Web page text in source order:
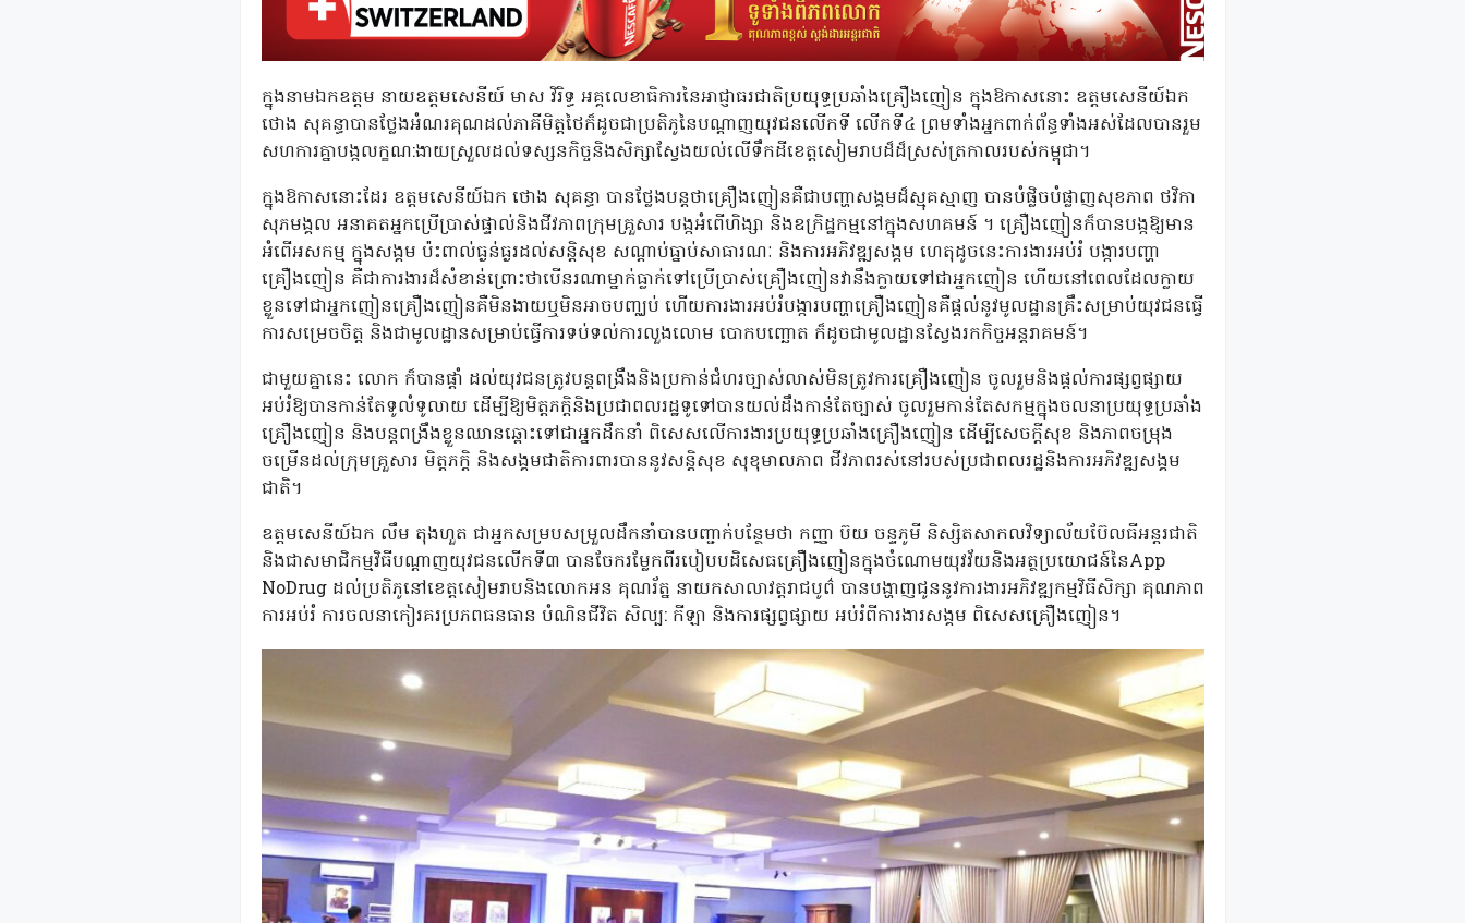
ក្នុងនាមឯកឧត្តម នាយឧត្តមសេនីយ៍ មាស វិរិទ្ធ អគ្គលេខាធិការនៃអាជ្ញាធរជាតិប្រយុទ្ធប្រឆាំងគ្រឿងញៀន ក្នុងឱកាសនោះ ឧត្តមសេនីយ៍ឯក
ថោង សុគន្ធាបានថ្លែងអំណរគុណដល់ភាគីមិត្តថៃក៏ដូចជាប្រតិភូនៃបណ្ដាញយុវជនលើកទី លើកទី៤ ព្រមទាំងអ្នកពាក់ព័ន្ធទាំងអស់ដែលបានរួម
សហការគ្នាបង្កលក្ខណ:ងាយស្រួលដល់ទស្សនកិច្ចនិងសិក្សាស្វែងយល់លើទឹកដីខេត្តសៀមរាបដ៏ដ៏ស្រស់ត្រកាលរបស់កម្ពុជា។
ក្នុងឱកាសនោះដែរ ឧត្តមសេនីយ៍ឯក ថោង សុគន្ធា បានថ្លែងបន្តថាគ្រឿងញៀនគឺជាបញ្ហាសង្គមដ៏ស្មុគស្មាញ បានបំផ្លិចបំផ្លាញសុខភាព ថវិកា
សុភមង្គល អនាគតអ្នកប្រើប្រាស់ផ្ទាល់និងជីវភាពក្រុមគ្រួសារ បង្កអំពើហិង្សា និងឧក្រិដ្ឋកម្មនៅក្នុងសហគមន៍ ។ គ្រឿងញៀនក៏បានបង្កឱ្យមាន
អំពើអសកម្ម ក្នុងសង្គម ប៉ះពាល់ធ្ងន់ធ្ងរដល់សន្តិសុខ សណ្តាប់ធ្នាប់សាធារណៈ និងការអភិវឌ្ឍសង្គម ហេតុដូចនេះការងារអប់រំ បង្ការបញ្ហា
គ្រឿងញៀន គឺជាការងារដ៏សំខាន់ព្រោះថាបើនរណាម្នាក់ធ្លាក់ទៅប្រើប្រាស់គ្រឿងញៀនវានឹងក្លាយទៅជាអ្នកញៀន ហើយនៅពេលដែលក្លាយ
ខ្លួនទៅជាអ្នកញៀនគ្រឿងញៀនគឺមិនងាយឬមិនអាចបញ្ឈប់ ហើយការងារអប់រំបង្ការបញ្ហាគ្រឿងញៀនគឺផ្តល់នូវមូលដ្ឋានគ្រឹះសម្រាប់យុវជនធ្វើ
ការសម្រេចចិត្ត និងជាមូលដ្ឋានសម្រាប់ធ្វើការទប់ទល់ការលួងលោម បោកបញ្ឆោត ក៏ដូចជាមូលដ្ឋានស្វែងរកកិច្ចអន្តរាគមន៍។
ជាមួយគ្នានេះ លោក ក៏បានផ្តាំ ដល់យុវជនត្រូវបន្តពង្រឹងនិងប្រកាន់ជំហរច្បាស់លាស់មិនត្រូវការគ្រឿងញៀន ចូលរួមនិងផ្តល់ការផ្សព្វផ្សាយ
អប់រំឱ្យបានកាន់តែទូលំទូលាយ ដើម្បីឱ្យមិត្តភក្តិនិងប្រជាពលរដ្ឋទូទៅបានយល់ដឹងកាន់តែច្បាស់ ចូលរួមកាន់តែសកម្មក្នុងចលនាប្រយុទ្ធប្រឆាំង
គ្រឿងញៀន និងបន្តពង្រឹងខ្លួនឈានឆ្ពោះទៅជាអ្នកដឹកនាំ ពិសេសលើការងារប្រយុទ្ធប្រឆាំងគ្រឿងញៀន ដើម្បីសេចក្តីសុខ និងភាពចម្រុង
ចម្រើនដល់ក្រុមគ្រួសារ មិត្តភក្តិ និងសង្គមជាតិការពារបាននូវសន្តិសុខ សុខុមាលភាព ជីវភាពរស់នៅរបស់ប្រជាពលរដ្ឋនិងការអភិវឌ្ឍសង្គម
ជាតិ។
ឧត្តមសេនីយ៍ឯក លឹម តុងហួត ជាអ្នកសម្របសម្រួលដឹកនាំបានបញ្ជាក់បន្ថែមថា កញ្ញា ប៊យ ចន្ទភូមី និស្សិតសាកលវិទ្យាល័យប៊ែលធីអន្តរជាតិ
និងជាសមាជិកម្មវិធីបណ្តាញយុវជនលើកទី៣ បានចែករម្លែកពីរបៀបបដិសេធគ្រឿងញៀនក្នុងចំណោមយុវវ័យនិងអត្ថប្រយោជន៍នៃApp
NoDrug ដល់ប្រតិភូនៅខេត្តសៀមរាបនិងលោកអន គុណរ័ត្ន នាយកសាលាវត្តរាជបូព៌ បានបង្ហាញជូននូវការងារអភិវឌ្ឍកម្មវិធីសិក្សា គុណភាព
ការអប់រំ ការចលនាកៀរគរប្រភពធនធាន បំណិនជីវិត សិល្ប: កីឡា និងការផ្សព្វផ្សាយ អប់រំពីការងារសង្គម ពិសេសគ្រឿងញៀន។